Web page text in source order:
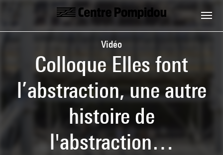
Skip to main content
Centre Pompidou
Vidéo
Colloque Elles font
l’abstraction, une autre
histoire de
l'abstraction…